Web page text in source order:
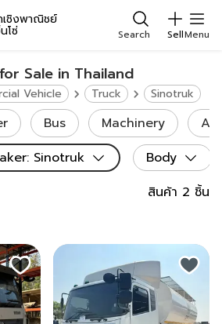
เชิงพาณิชย์
โซ่ Search SellMenu
Sale in Thailand
Vehicle Truck Sinotruk
Bus Machinery
สินค้า 2 ชิ้น
: Sinotruk Body